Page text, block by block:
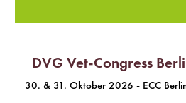
DVG Vet-Congress
30. & 31. Oktober 2026 - ECC